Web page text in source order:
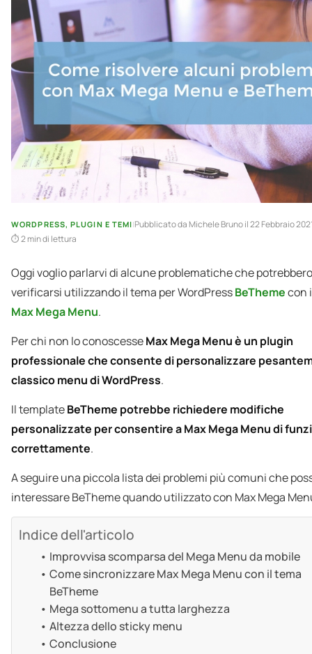
WORDPRESS, PLUGIN E TEMI|Pubblicato da Michele Brunoil 22 Febbraio
2 min di lettura
Oggi voglio parlarvi di alcune problematiche che potrebbero
verificarsi utilizzando il tema per WordPressBeThemecon
Max Mega Menu.
Per chi non lo conoscesseMax Mega Menu è un plugin
professionale che consente di personalizzare
classico menu di WordPress.
Il templateBeTheme potrebbe richiedere modifiche
personalizzate per consentire a Max Mega Menu di
correttamente.
A seguire una piccola lista dei problemi più comuni che
interessare BeTheme quando utilizzato con Max Mega
Indice dell'articolo
Improvvisa scomparsa del Mega Menu da mobile
Come sincronizzare Max Mega Menu con il tema
BeTheme
Mega sottomenu a tutta larghezza
Altezza dello sticky menu
Conclusione